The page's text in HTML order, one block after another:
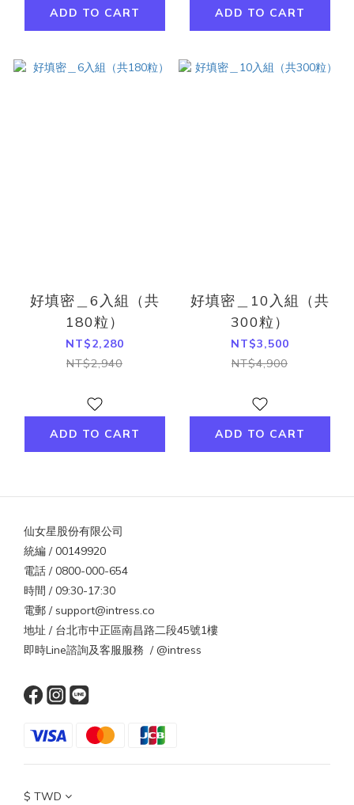
ADD TO CART ADD TO CART
好填密＿6入組（共
180粒）
NT$2,280
NT$2,940
ADD TO CART
好填密＿10入組（共
300粒）
NT$3,500
NT$4,900
ADD TO CART
仙女星股份有限公司
統編 / 00149920
電話 / 0800-000-654
時間 / 09:30-17:30
電郵 / support@intress.co
地址 / 台北市中正區南昌路二段45號1樓
即時Line諮詢及客服服務 / @intress
$ TWD